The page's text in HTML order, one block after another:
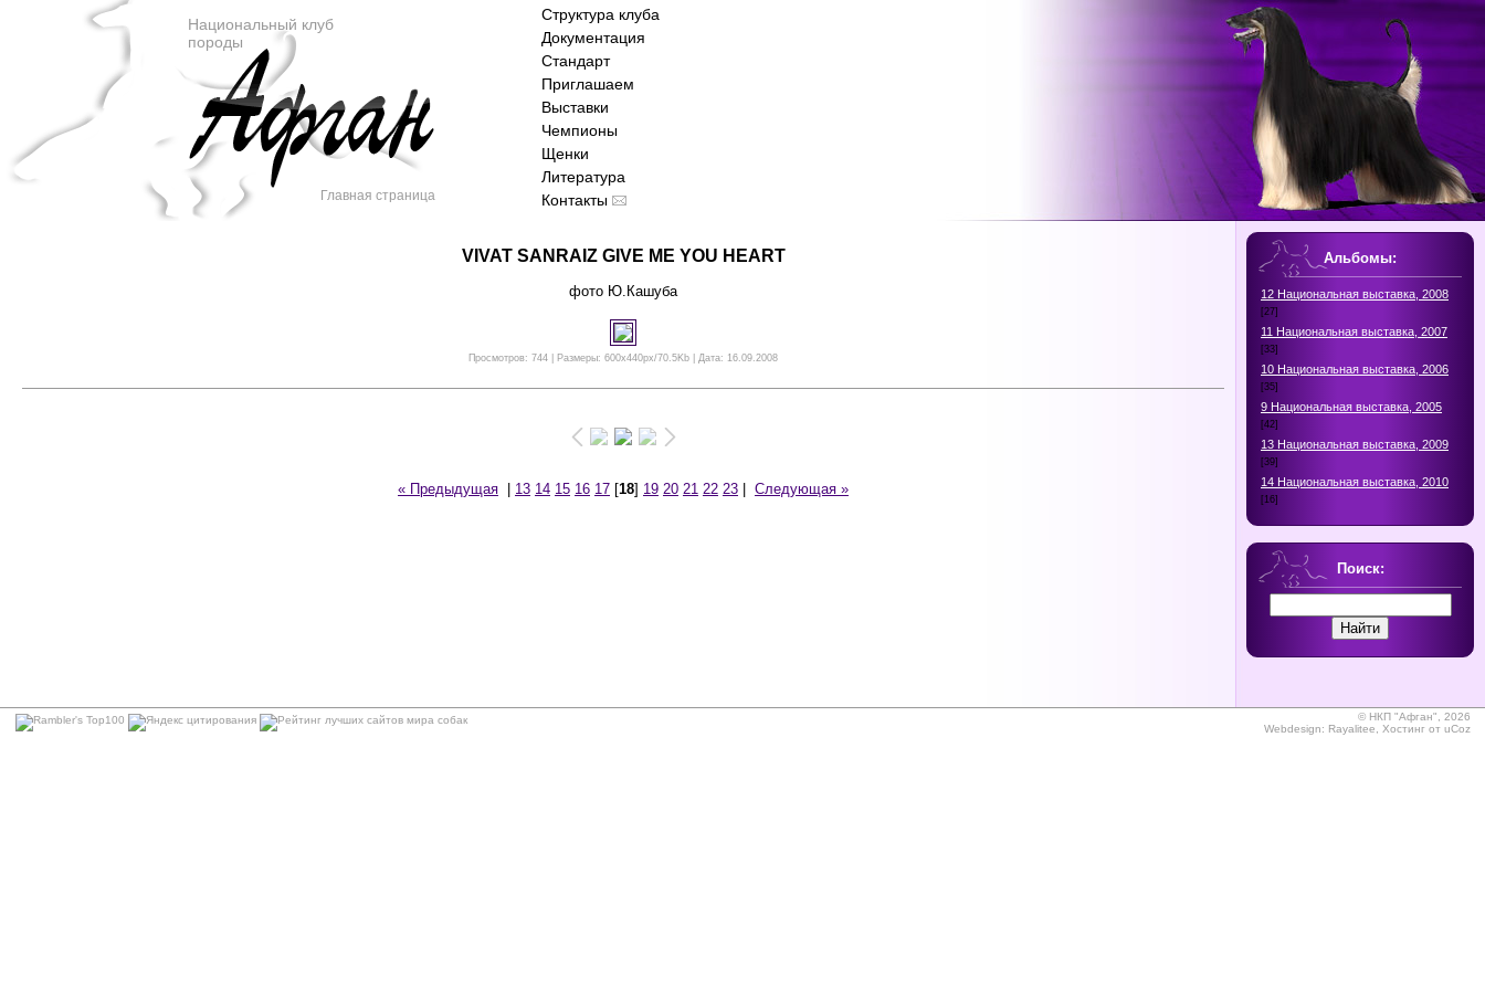
Национальный клуб
породы
Главная страница
Структура клуба
Документация
Стандарт
Приглашаем
Выставки
Чемпионы
Щенки
Литература
Контакты
VIVAT SANRAIZ GIVE ME YOU HEART
фото Ю.Кашуба
Просмотров: 744 | Размеры: 600x440px/70.5Kb | Дата: 16.09.2008
« Предыдущая 13 14 15 16 17 [18] 19 20 21 22 23 Следующая »
Альбомы:
12 Национальная выставка, 2008
[27]
11 Национальная выставка, 2007
[33]
10 Национальная выставка, 2006
[35]
9 Национальная выставка, 2005
[42]
13 Национальная выставка, 2009
[39]
14 Национальная выставка, 2010
[16]
Поиск:
©НКП "Афган", 2026
Webdesign: Rayalitee Хостинг от uCoz